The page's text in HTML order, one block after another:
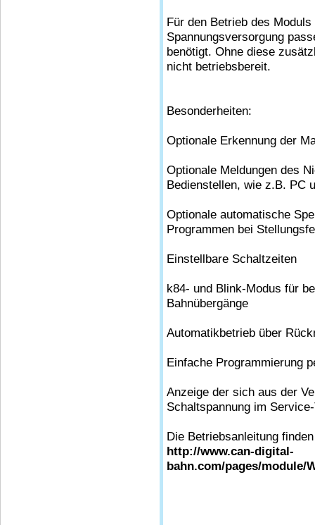
Für den Betrieb des
Spannungsversorgung
benötigt. Ohne diese
nicht betriebsbereit.
Besonderheiten:
Optionale Erkennung der
Optionale Meldungen des
Bedienstellen, wie z.B. PC
Optionale automatische
Programmen bei
Einstellbare Schaltzeiten
k84- und Blink-Modus für
Bahnübergänge
Automatikbetrieb über
Einfache Programmierung
Anzeige der sich aus der
Schaltspannung im
Die Betriebsanleitung
http://www.can-digital-
bahn.com/pages/module/